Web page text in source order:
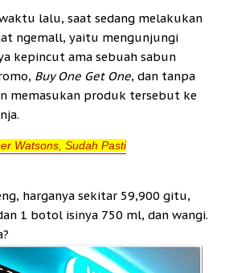
lalu, saat sedang melakukan
ngemall, yaitu mengunjungi
kepincut ama sebuah sabun
Buy One Get One, dan tanpa
memasukan produk tersebut ke
Watsons, Sudah Pasti
harganya sekitar 59,900 gitu,
1 botol isinya 750 ml, dan wangi.